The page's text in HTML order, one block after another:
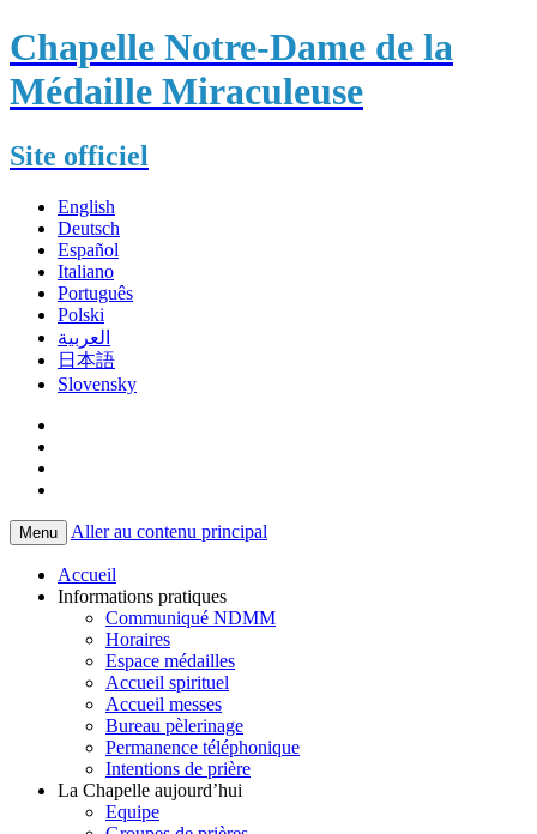
Chapelle Notre-Dame de la
Médaille Miraculeuse
Site officiel
English
Deutsch
Español
Italiano
Português
Polski
العربية
日本語
Slovensky
Menu Aller au contenu principal
Accueil
Informations pratiques
Communiqué NDMM
Horaires
Espace médailles
Accueil spirituel
Accueil messes
Bureau pèlerinage
Permanence téléphonique
Intentions de prière
La Chapelle aujourd’hui
Equipe